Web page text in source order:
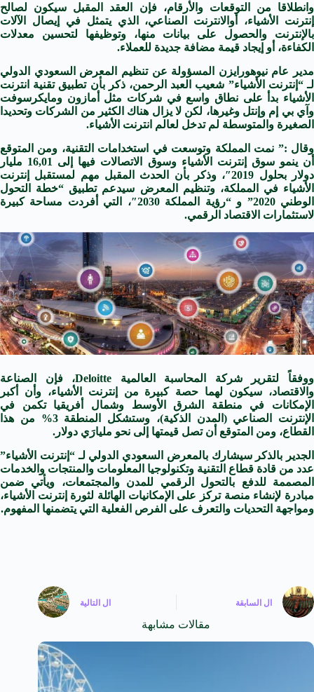
وانطلاقا من التوقعات والأرقام، فإن العقد المقبل سيكون لصالح
إنترنت الأشياء، أوالانترنت الصناعي، الذي يتمثل في إيصال الآلات
بالإنترنت والحصول على بيانات منها، وتوظيفها لتحسين معدلات
الكفاءة، أو إيجاد قيمة مضافة جديدة للعملاء.
مدير عام نيوهورايزن المسؤولة عن تنظيم المعرض السعودي الدولي
لـ “إنترنت الأشياء” شعيب العبد الرحمن، ذكر بأن تطبيق تقنية انترنت
الأشياء بدأ على نطاق واسع في شركات مثل أمازون ومايكرسوفت
وآي بي إم وإنتل وغيرها، لكن لا يزال هناك الكثير من الشركات وتحديدا
الصغيرة والمتوسطة لم تدخل لعالم انترنت الأشياء.
وقال :” نمت المملكة وتوسعت في استخدامات التقنية، ومن المتوقع
أن ينمو سوق إنترنت الأشياء وسوق الاتصالات فيها إلى 16,01 مليار
دولار بحلول 2019″، وذكر بأن الحدث المقبل مهم لمستقبل إنترنت
الأشياء في المملكة، وتنظيم المعرض سيدعم تطبيق “خطة التحول
الوطني 2020” و “رؤية المملكة 2030″، التي أفردت مساحة كبيرة
لاستثمارات الاقتصاد الرقمي.
ووفقاً لتقرير شركة المحاسبة العالمية Deloitte، فإن الصناعة
والاقتصاد، سيكون لهما حصة كبيرة من إنترنت الأشياء، وأن أكبر
الإمكانات في منطقة الشرق الأوسط وشمال أفريقيا تكمن في
الإنترنت الصناعي (المدن الذكية)، وستشكل المنطقة 3% من هذا
القطاع، ومن المتوقع أن تصل قيمتها إلى نحو مليارَي دولار.
الجدير بالذكر سيشارك بالمعرض السعودي الدولي لـ “إنترنت الأشياء”
عدد من قادة قطاع التقنية وتكنولوجيا المعلومات والمنتجات والخدمات
المصممة للدفع بالتحول الرقمي للمدن والمجتمعات، ويأتي ضمن
مبادرة لإنشاء منصة تركز على الإمكانيات الهائلة لثورة إنترنت الأشياء،
ومواجهة التحديات والتعرف على الفرص الفعلية التي يتضمنها المفهوم.
ال السابقة ال التالية
مقالات مشابهة